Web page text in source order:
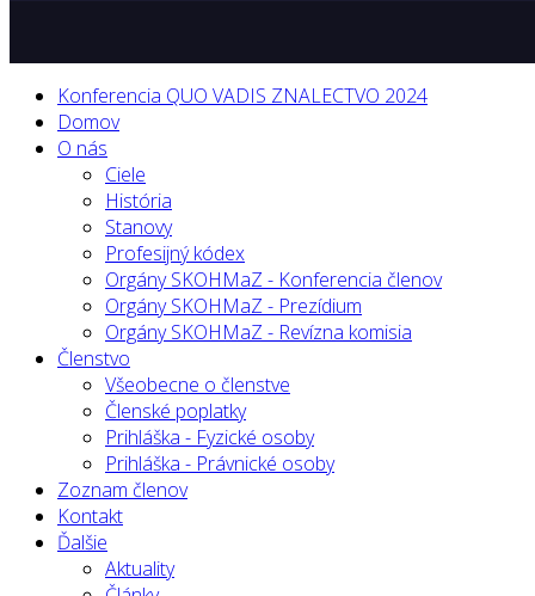
Konferencia QUO VADIS ZNALECTVO 2024
Domov
O nás
Ciele
História
Stanovy
Profesijný kódex
Orgány SKOHMaZ - Konferencia členov
Orgány SKOHMaZ - Prezídium
Orgány SKOHMaZ - Revízna komisia
Členstvo
Všeobecne o členstve
Členské poplatky
Prihláška - Fyzické osoby
Prihláška - Právnické osoby
Zoznam členov
Kontakt
Ďalšie
Aktuality